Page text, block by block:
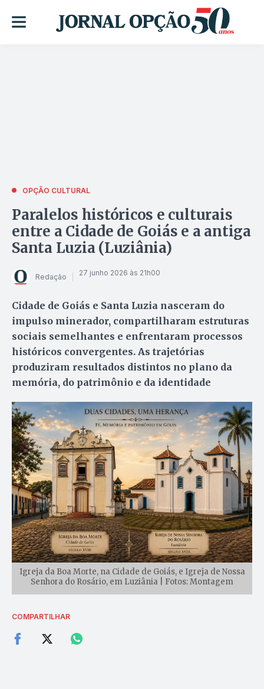
OPÇÃO CULTURAL
Paralelos históricos e culturais
entre a Cidade de Goiás e a antiga
Santa Luzia (Luziânia)
Redação 27 junho 2026 às 21h00
Cidade de Goiás e Santa Luzia nasceram do
impulso minerador, compartilharam estruturas
sociais semelhantes e enfrentaram processos
históricos convergentes. As trajetórias
produziram resultados distintos no plano da
memória, do patrimônio e da identidade
Igreja da Boa Morte, na Cidade de Goiás, e Igreja de Nossa
Senhora do Rosário, em Luziânia | Fotos: Montagem
COMPARTILHAR